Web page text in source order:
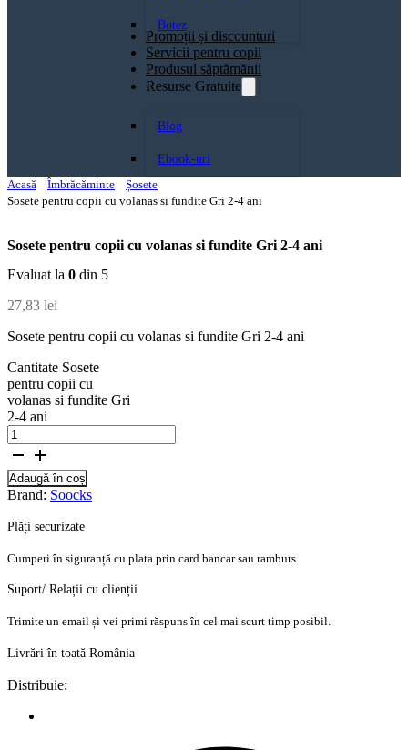
Botez
Promoții și discounturi
Servicii pentru copii
Produsul săptămănii
Resurse Gratuite
Blog
Ebook-uri
Acasă
Îmbrăcăminte
Șosete
Sosete pentru copii cu volanas si fundite Gri 2-4 ani
Sosete pentru copii cu volanas si fundite Gri 2-4 ani
Evaluat la 0 din 5
27,83 lei
Sosete pentru copii cu volanas si fundite Gri 2-4 ani
Cantitate Sosete
pentru copii cu
volanas si fundite Gri
2-4 ani
Adaugă în coș
Brand: Soocks
Plăți securizate
Cumperi în siguranță cu plata prin card bancar sau ramburs.
Suport/ Relații cu clienții
Trimite un email și vei primi răspuns în cel mai scurt timp posibil.
Livrări în toată România
Distribuie: